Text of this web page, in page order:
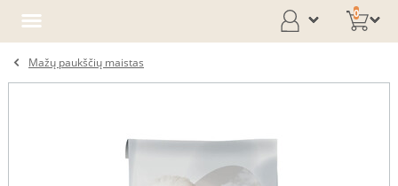
0
Mažų paukščių maistas